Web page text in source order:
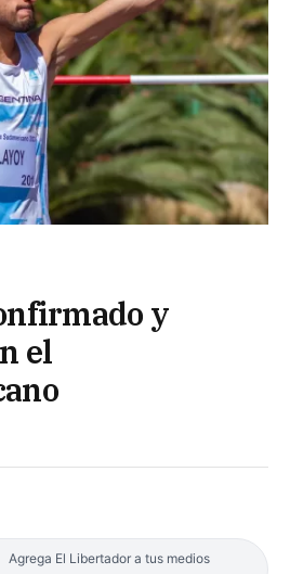
y
el
Agrega El Libertador a tus medios